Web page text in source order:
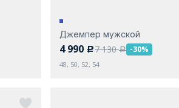
Джемпер мужской
4 990 c7 130a -30%
48, 50, 52, 54